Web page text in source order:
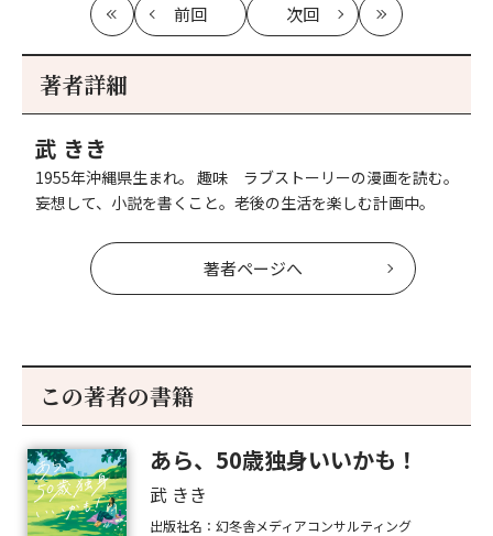
最
初
前回
記
次回
記
最
新
著者詳細
武 きき
1955年沖縄県生まれ。 趣味 ラブストーリーの漫画を読む。
妄想して、小説を書くこと。老後の生活を楽しむ計画中。
著者ページへ
この著者の書籍
あら、50歳独身いいかも！
武 きき
出版社名：幻冬舎メディアコンサルティング